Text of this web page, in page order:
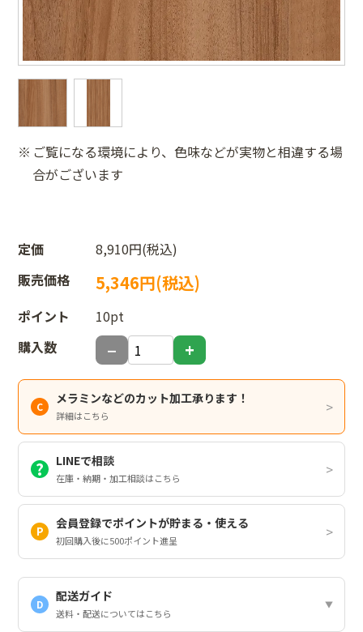
ご覧になる環境により、色味などが実物と相違する場
合がございます
定価
8,910円(税込)
販売価格
5,346円(税込)
ポイント
10pt
購入数
メラミンなどのカット加工承ります！
詳細はこちら
LINEで相談
在庫・納期・加工相談はこちら
会員登録でポイントが貯まる・使える
初回購入後に500ポイント進呈
D
配送ガイド
送料・配送についてはこちら